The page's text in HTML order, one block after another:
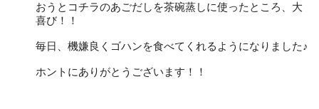
おうとコチラのあごだしを茶碗蒸しに使ったところ、大
喜び！！
毎日、機嫌良くゴハンを食べてくれるようになりました♪
ホントにありがとうございます！！